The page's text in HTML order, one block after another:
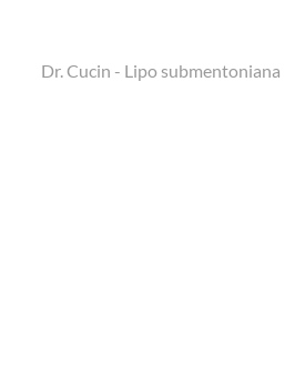
Dr. Cucin - Lipo submentoniana